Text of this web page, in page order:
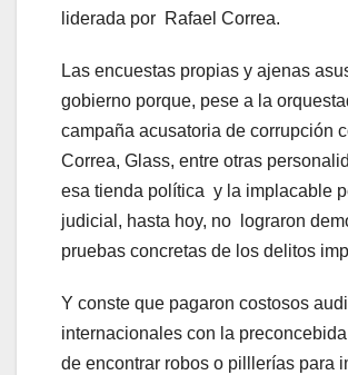
liderada por Rafael Correa.
Las encuestas propias y ajenas
gobierno porque, pese a la
campaña acusatoria de corrupción
Correa, Glass, entre otras
esa tienda política y la implacable
judicial, hasta hoy, no lograron
pruebas concretas de los delitos
Y conste que pagaron costosos
internacionales con la
de encontrar robos o pilllerías para